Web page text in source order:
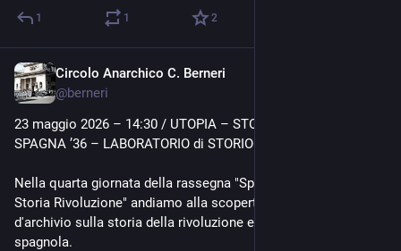
1 1 2
Circolo Anarchico C. Berneri
@berneri
23 maggio 2026 – 14:30 / UTOPIA – STORIA – RIVOLUZIONE
SPAGNA ’36 – LABORATORIO di STORIOGRAFIA POPOLARE
Nella quarta giornata della rassegna "Spagna '36 - Utopia
Storia Rivoluzione" andiamo alla scoperta di materiali
d'archivio sulla storia della rivoluzione e guerra civile
spagnola.